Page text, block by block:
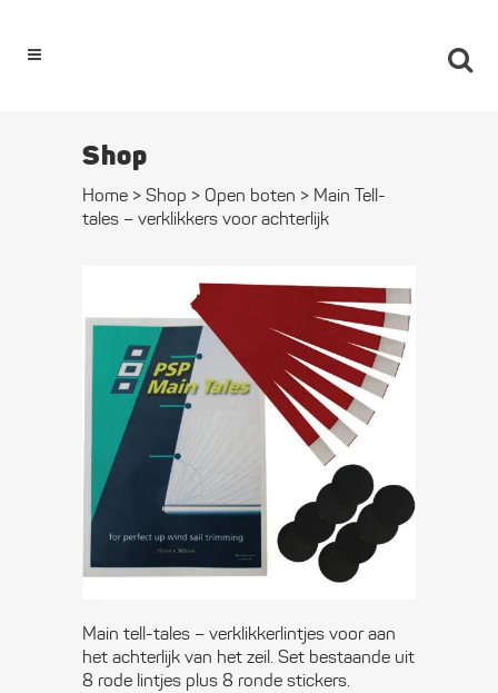
Shop
Home > Shop > Open boten > Main Tell-
tales – verklikkers voor achterlijk
Main Tell-
tales –
verklikkers
voor achterlijk
€26,80
Main tell-tales – verklikkerlintjes voor aan
het achterlijk van het zeil. Set bestaande uit
8 rode lintjes plus 8 ronde stickers.